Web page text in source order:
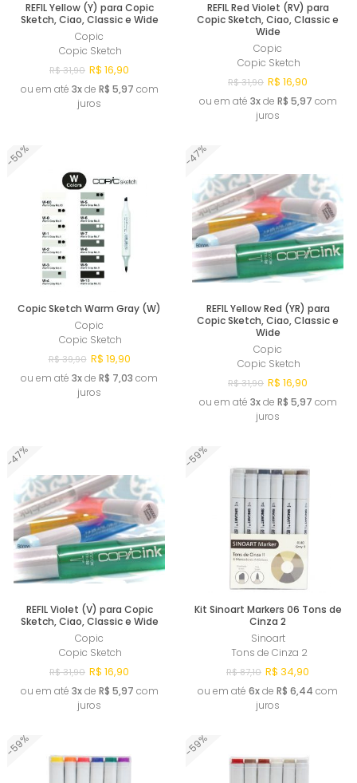
REFIL Yellow (Y) para Copic
Sketch, Ciao, Classic e Wide
Copic
Copic Sketch
R$ 31,90 R$ 16,90
ou em até 3xde R$ 5,97 com
juros
REFIL Red Violet (RV) para
Copic Sketch, Ciao, Classic e
Wide
Copic
Copic Sketch
R$ 31,90 R$ 16,90
ou em até 3xde R$ 5,97 com
juros
-50%
Copic Sketch Warm Gray (W)
Copic
Copic Sketch
R$ 39,90 R$ 19,90
ou em até 3xde R$ 7,03 com
juros
-47%
REFIL Yellow Red (YR) para
Copic Sketch, Ciao, Classic e
Wide
Copic
Copic Sketch
R$ 31,90 R$ 16,90
ou em até 3xde R$ 5,97 com
juros
-47%
REFIL Violet (V) para Copic
Sketch, Ciao, Classic e Wide
Copic
Copic Sketch
R$ 31,90 R$ 16,90
ou em até 3xde R$ 5,97 com
juros
-59%
Kit Sinoart Markers 06 Tons de
Cinza 2
Sinoart
Tons de Cinza 2
R$ 87,10 R$ 34,90
ou em até 6xde R$ 6,44 com
juros
-59% -59%